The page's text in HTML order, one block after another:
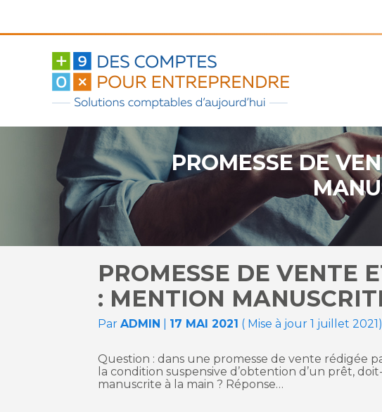
au
contenu
PROMESSE DE
PROMESSE DE VENTE
: MENTION
ParADMIN 17 MAI 2021 ( Mise à jour 1 juillet 2021)
Question : dans une promesse de vente rédigée
la condition suspensive d’obtention d’un prêt,
manuscrite à la main ? Réponse…